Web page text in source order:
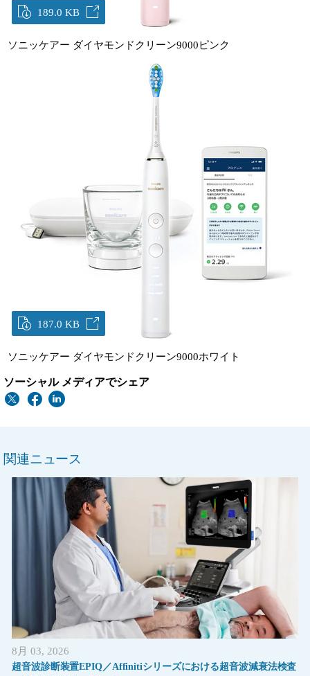
189.0 KB
ソニッケアー ダイヤモンドクリーン9000ピンク
187.0 KB
ソニッケアー ダイヤモンドクリーン9000ホワイト
ソーシャル メディアでシェア
関連ニュース
8月 03, 2026
超音波診断装置EPIQ／Affinitiシリーズにおける超音波減衰法検査